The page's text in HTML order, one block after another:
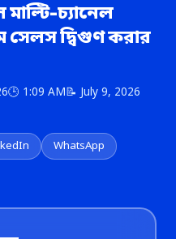
মাল্টি-চ্যানেল
সেলস দ্বিগুণ করার
🕒 1:09 AM📝 July 9, 2026
WhatsApp